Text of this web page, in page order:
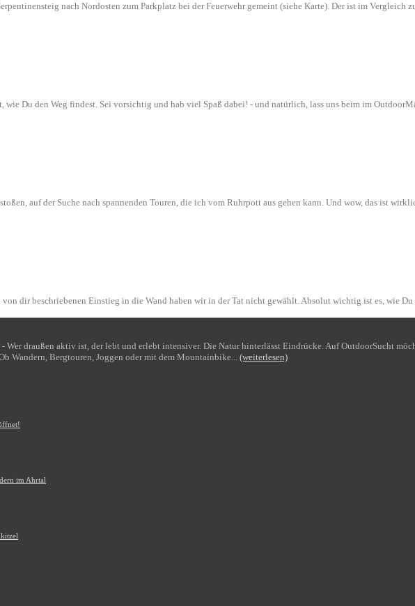
nach Nordosten zum Parkplatz bei der Feuerwehr gemeint (siehe Karte). Der ist im
wie Du den Weg findest. Sei vorsichtig und hab viel Spaß dabei! - und natürlich, lass uns beim im
auf der Suche nach spannenden Touren, die ich vom Ruhrpott aus gehen kann. Und wow, das ist
dir beschriebenen Einstieg in die Wand haben wir in der Tat nicht gewählt. Absolut wichtig ist es, wie
Wer draußen aktiv ist, der lebt und erlebt intensiver. Die Natur hinterlässt Eindrücke. Auf OutdoorSucht
Wandern, Bergtouren, Joggen oder mit dem Mountainbike... (weiterlesen)
im Ahrtal